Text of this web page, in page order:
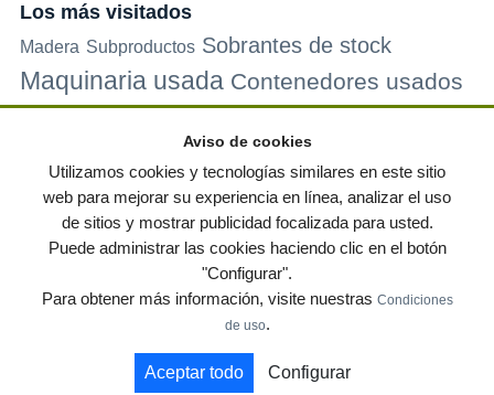
Los más visitados
Madera Subproductos Sobrantes de stock
Maquinaria usada Contenedores usados
Palets de plastico Electrodomesticos
© residuos.com - Todos los derechos reservados Política de privacidad
Condiciones de uso|Contacto|Editores| Mapa web|Preguntas frecuentes
Publica tus anuncios gratis!
Muebles de terraza y jardin Notas de prensa
Aviso de cookies
Utilizamos cookies y tecnologías similares en este sitio
web para mejorar su experiencia en línea, analizar el uso
de sitios y mostrar publicidad focalizada para usted.
Puede administrar las cookies haciendo clic en el botón
"Configurar".
Para obtener más información, visite nuestras Condiciones
de uso.
Aceptar todo Configurar